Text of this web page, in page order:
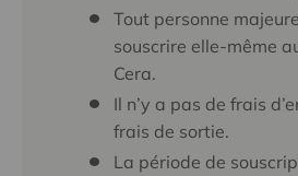
Tout personne
souscrire elle-même
Cera.
Il n’y a pas de frais
frais de sortie.
La période de